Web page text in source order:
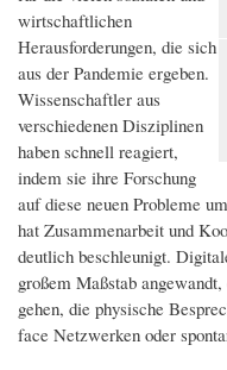
wirtschaftlichen
Herausforderungen, die sich
aus der Pandemie ergeben.
Wissenschaftler aus
verschiedenen Disziplinen
haben schnell reagiert,
indem sie ihre Forschung
auf diese neuen Probleme
hat Zusammenarbeit und
deutlich beschleunigt.
großem Maßstab
gehen, die physische
face Netzwerken oder